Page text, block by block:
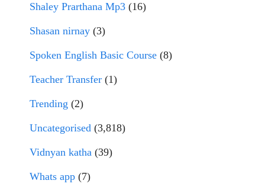
Shaley Prarthana Mp3 (16)
Shasan nirnay (3)
Spoken English Basic Course (8)
Teacher Transfer (1)
Trending (2)
Uncategorised (3,818)
Vidnyan katha (39)
Whats app (7)